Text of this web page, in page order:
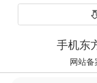
样举新债还
第二个调整
示，这一轮
手机东
网站备